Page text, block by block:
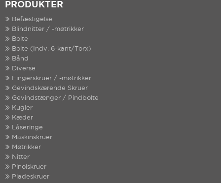
PRODUKTER
Befæstigelse
Blindnitter / -møtrikker
Bolte
Bolte (Indv. 6-kant/Torx)
Bånd
Diverse
Fingerskruer / -møtrikker
Gevindskærende Skruer
Gevindstænger / Pindbolte
Kugler
Kæder
Låseringe
Maskinskruer
Møtrikker
Nitter
Pinolskruer
Pladeskruer